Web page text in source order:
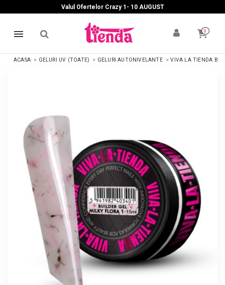
Valul Ofertelor Crazy 1- 10 AUGUST
0
ACASA GELURI UV (TOATE) GELURI AUTONIVELANTE VIVA LA TIENDA